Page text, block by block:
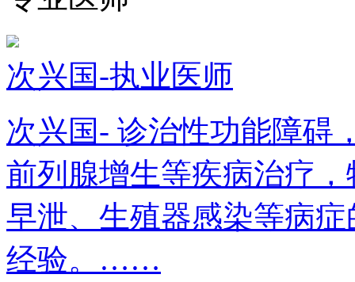
次兴国-执业医师
次兴国- 诊治性功能障碍
前列腺增生等疾病治疗
早泄、生殖器感染等病
经验。……